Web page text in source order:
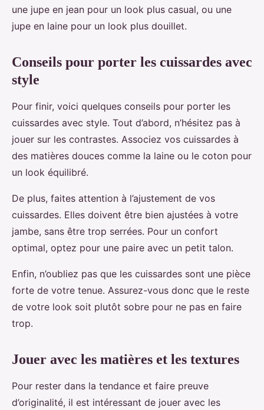
une jupe en jean pour un look plus casual, ou une
jupe en laine pour un look plus douillet.
Conseils pour porter les cuissardes avec
style
Pour finir, voici quelques conseils pour porter les
cuissardes avec style. Tout d’abord, n’hésitez pas à
jouer sur les contrastes. Associez vos cuissardes à
des matières douces comme la laine ou le coton pour
un look équilibré.
De plus, faites attention à l’ajustement de vos
cuissardes. Elles doivent être bien ajustées à votre
jambe, sans être trop serrées. Pour un confort
optimal, optez pour une paire avec un petit talon.
Enfin, n’oubliez pas que les cuissardes sont une pièce
forte de votre tenue. Assurez-vous donc que le reste
de votre look soit plutôt sobre pour ne pas en faire
trop.
Jouer avec les matières et les textures
Pour rester dans la tendance et faire preuve
d’originalité, il est intéressant de jouer avec les